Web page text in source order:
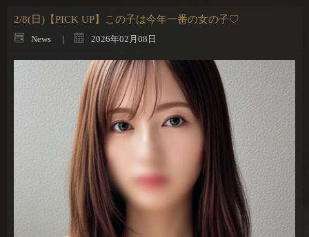
2/8(日)【PICK UP】この子は今年一番の女の子♡
News 2026年02月08日